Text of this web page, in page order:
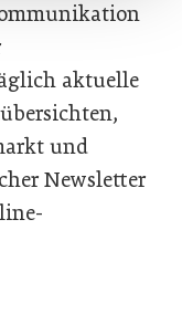
aktuelle
und
Newsletter